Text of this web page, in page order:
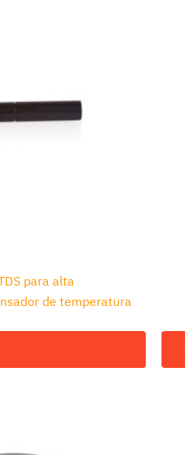
para alta
de temperatura